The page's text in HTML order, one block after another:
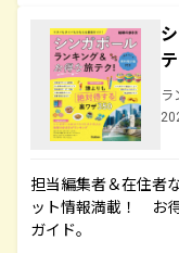
ラ
担当編集者＆在住者
ット情報満載！ お
ガイド。